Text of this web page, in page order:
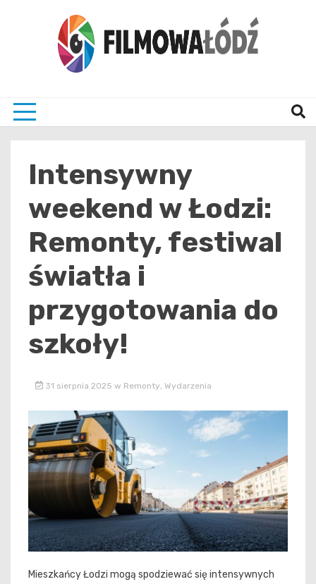
Intensywny
weekend w Łodzi:
Remonty, festiwal
światła i
przygotowania do
szkoły!
31 sierpnia 2025 w Remonty Wydarzenia
Mieszkańcy Łodzi mogą spodziewać się intensywnych